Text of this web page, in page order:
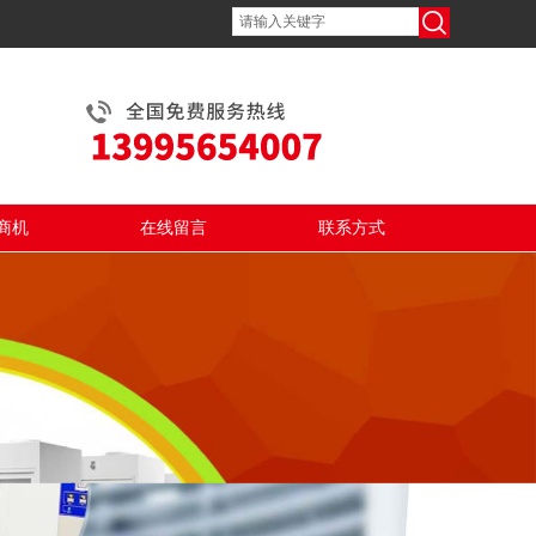
机 在线留言 联系方式